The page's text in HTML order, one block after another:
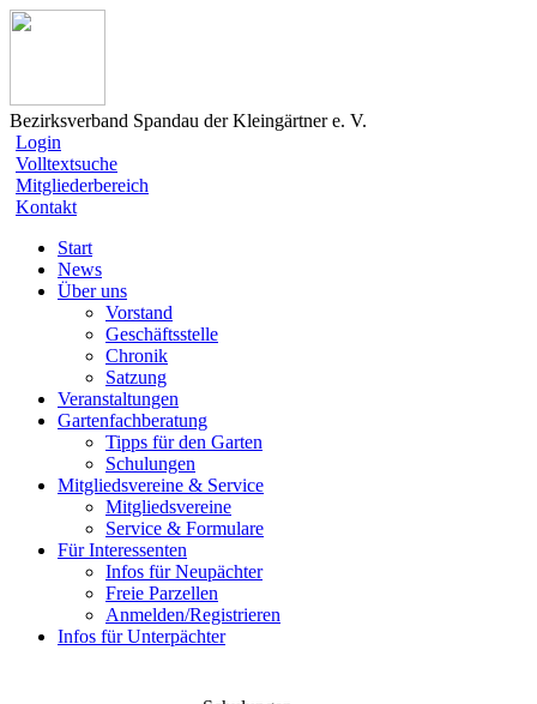
Bezirksverband Spandau der Kleingärtner e. V.
Login
Volltextsuche
Mitgliederbereich
Kontakt
Start
News
Über uns
Vorstand
Geschäftsstelle
Chronik
Satzung
Veranstaltungen
Gartenfachberatung
Tipps für den Garten
Schulungen
Mitgliedsvereine & Service
Mitgliedsvereine
Service & Formulare
Für Interessenten
Infos für Neupächter
Freie Parzellen
Anmelden/Registrieren
Infos für Unterpächter